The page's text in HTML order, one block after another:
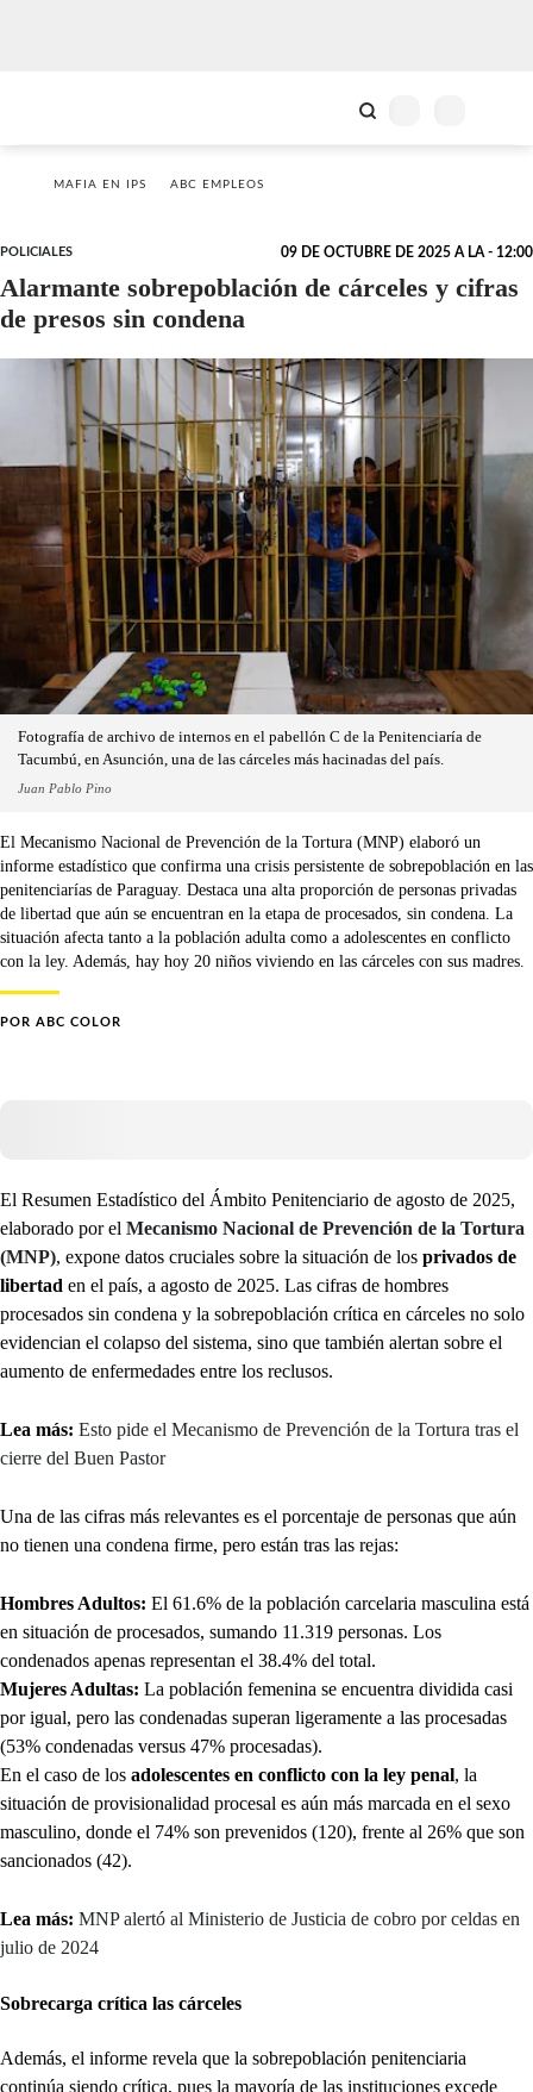
MAFIA EN IPS ABC EMPLEOS
POLICIALES 09 DE OCTUBRE DE 2025 A LA - 12:00
Alarmante sobrepoblación de cárceles y cifras
de presos sin condena
Fotografía de archivo de internos en el pabellón C de la Penitenciaría de
Tacumbú, en Asunción, una de las cárceles más hacinadas del país.
Juan Pablo Pino
El Mecanismo Nacional de Prevención de la Tortura (MNP) elaboró un
informe estadístico que confirma una crisis persistente de sobrepoblación en las
penitenciarías de Paraguay. Destaca una alta proporción de personas privadas
de libertad que aún se encuentran en la etapa de procesados, sin condena. La
situación afecta tanto a la población adulta como a adolescentes en conflicto
con la ley. Además, hay hoy 20 niños viviendo en las cárceles con sus madres.
POR ABC COLOR
El Resumen Estadístico del Ámbito Penitenciario de agosto de 2025,
elaborado por el Mecanismo Nacional de Prevención de la Tortura
(MNP), expone datos cruciales sobre la situación de los privados de
libertad en el país, a agosto de 2025. Las cifras de hombres
procesados sin condena y la sobrepoblación crítica en cárceles no solo
evidencian el colapso del sistema, sino que también alertan sobre el
aumento de enfermedades entre los reclusos.
Lea más: Esto pide el Mecanismo de Prevención de la Tortura tras el
cierre del Buen Pastor
Una de las cifras más relevantes es el porcentaje de personas que aún
no tienen una condena firme, pero están tras las rejas:
Hombres Adultos: El 61.6% de la población carcelaria masculina está
en situación de procesados, sumando 11.319 personas. Los
condenados apenas representan el 38.4% del total.
Mujeres Adultas: La población femenina se encuentra dividida casi
por igual, pero las condenadas superan ligeramente a las procesadas
(53% condenadas versus 47% procesadas).
En el caso de los adolescentes en conflicto con la ley penal, la
situación de provisionalidad procesal es aún más marcada en el sexo
masculino, donde el 74% son prevenidos (120), frente al 26% que son
sancionados (42).
Lea más: MNP alertó al Ministerio de Justicia de cobro por celdas en
julio de 2024
Sobrecarga crítica las cárceles
Además, el informe revela que la sobrepoblación penitenciaria
continúa siendo crítica, pues la mayoría de las instituciones excede